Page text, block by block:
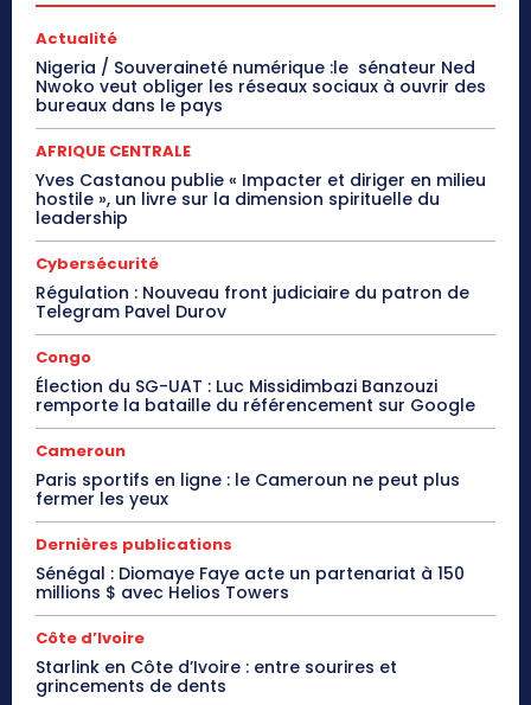
Actualité
Nigeria / Souveraineté numérique :le sénateur Ned
Nwoko veut obliger les réseaux sociaux à ouvrir des
bureaux dans le pays
AFRIQUE CENTRALE
Yves Castanou publie « Impacter et diriger en milieu
hostile », un livre sur la dimension spirituelle du
leadership
Cybersécurité
Régulation : Nouveau front judiciaire du patron de
Telegram Pavel Durov
Congo
Élection du SG-UAT : Luc Missidimbazi Banzouzi
remporte la bataille du référencement sur Google
Cameroun
Paris sportifs en ligne : le Cameroun ne peut plus
fermer les yeux
Dernières publications
Sénégal : Diomaye Faye acte un partenariat à 150
millions $ avec Helios Towers
Côte d’Ivoire
Starlink en Côte d’Ivoire : entre sourires et
grincements de dents